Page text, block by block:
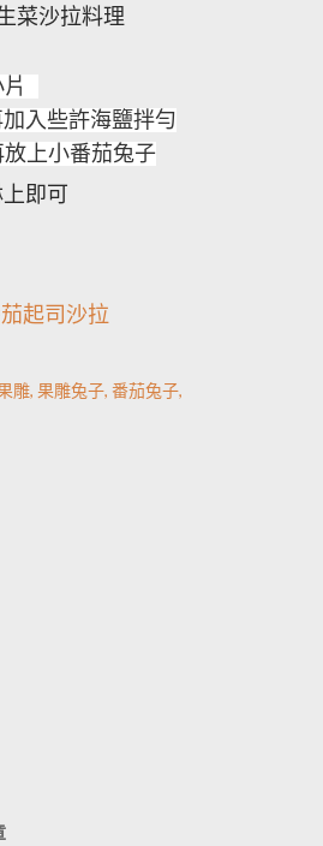
菜沙拉料理
入些許海鹽拌勻
上小番茄兔子
即可
起司沙拉
雕 果雕兔子 番茄兔子